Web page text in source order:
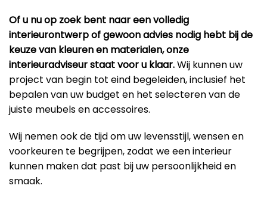
Of u nu op zoek bent naar een volledig
interieurontwerp of gewoon advies nodig hebt bij de
keuze van kleuren en materialen, onze
interieuradviseur staat voor u klaar.Wij kunnen uw
project van begin tot eind begeleiden, inclusief het
bepalen van uw budget en het selecteren van de
juiste meubels en accessoires.
Wij nemen ook de tijd om uw levensstijl, wensen en
voorkeuren te begrijpen, zodat we een interieur
kunnen maken dat past bij uw persoonlijkheid en
smaak.